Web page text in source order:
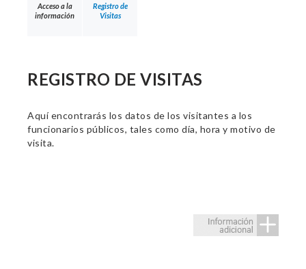
Acceso a la
información
Registro de
Visitas
REGISTRO DE VISITAS
Aquí encontrarás los datos de los visitantes a los
funcionarios públicos, tales como día, hora y motivo de
visita.